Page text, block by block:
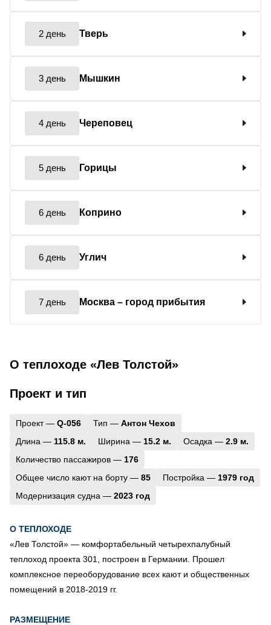
2 день Тверь
3 день Мышкин
4 день Череповец
5 день Горицы
6 день Коприно
6 день Углич
7 день Москва – город прибытия
О теплоходе «Лев Толстой»
Проект и тип
Проект — Q-056 Тип — Антон Чехов
Длина — 115.8 м. Ширина — 15.2 м. Осадка — 2.9 м.
Количество пассажиров — 176
Общее число кают на борту — 85 Постройка — 1979 год
Модернизация судна — 2023 год
О ТЕПЛОХОДЕ
«Лев Толстой» — комфортабельный четырехпалубный
теплоход проекта 301, построен в Германии. Прошел
комплексное переоборудование всех кают и общественных
помещений в 2018-2019 гг.
РАЗМЕЩЕНИЕ